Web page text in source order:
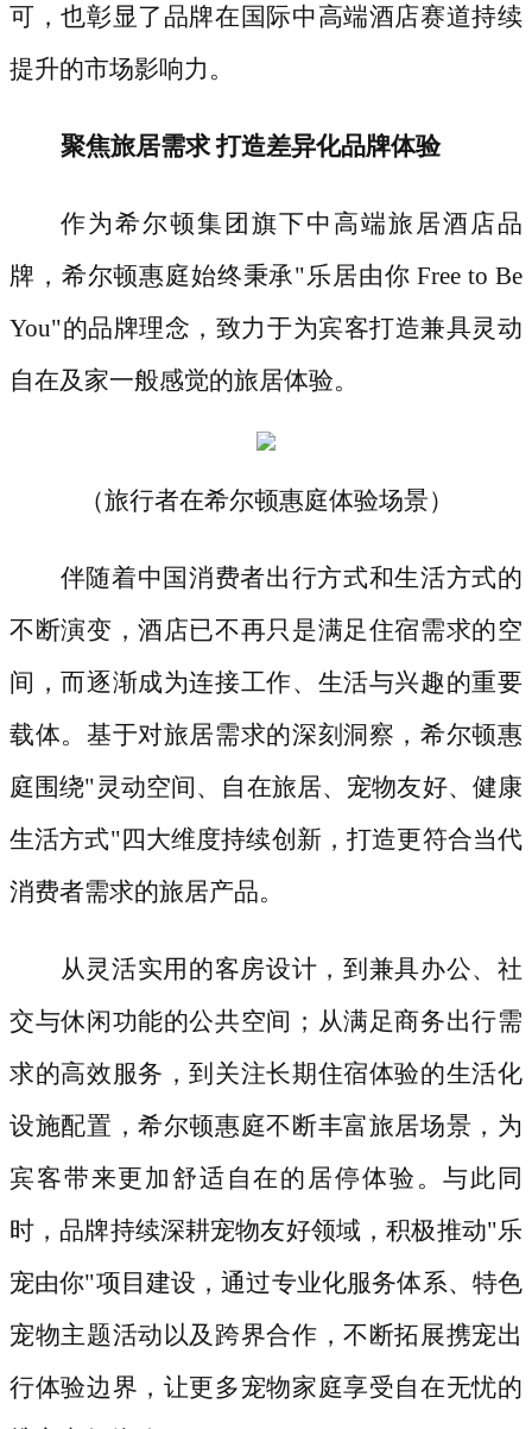
可，也彰显了品牌在国际中高端酒店赛道持续
提升的市场影响力。
聚焦旅居需求 打造差异化品牌体验
作为希尔顿集团旗下中高端旅居酒店品
牌，希尔顿惠庭始终秉承"乐居由你 Free to Be
You"的品牌理念，致力于为宾客打造兼具灵动
自在及家一般感觉的旅居体验。
（旅行者在希尔顿惠庭体验场景）
伴随着中国消费者出行方式和生活方式的
不断演变，酒店已不再只是满足住宿需求的空
间，而逐渐成为连接工作、生活与兴趣的重要
载体。基于对旅居需求的深刻洞察，希尔顿惠
庭围绕"灵动空间、自在旅居、宠物友好、健康
生活方式"四大维度持续创新，打造更符合当代
消费者需求的旅居产品。
从灵活实用的客房设计，到兼具办公、社
交与休闲功能的公共空间；从满足商务出行需
求的高效服务，到关注长期住宿体验的生活化
设施配置，希尔顿惠庭不断丰富旅居场景，为
宾客带来更加舒适自在的居停体验。与此同
时，品牌持续深耕宠物友好领域，积极推动"乐
宠由你"项目建设，通过专业化服务体系、特色
宠物主题活动以及跨界合作，不断拓展携宠出
行体验边界，让更多宠物家庭享受自在无忧的